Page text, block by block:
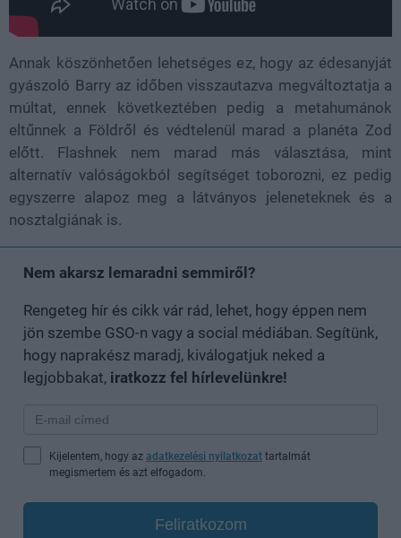
Annak köszönhetően lehetséges ez, hogy az édesanyját
gyászoló Barry az időben visszautazva megváltoztatja a
múltat, ennek következtében pedig a metahumánok
eltűnnek a Földről és védtelenül marad a planéta Zod
előtt. Flashnek nem marad más választása, mint
alternatív valóságokból segítséget toborozni, ez pedig
egyszerre alapoz meg a látványos jeleneteknek és a
nosztalgiának is.
Nem akarsz lemaradni semmiről?
Rengeteg hír és cikk vár rád, lehet, hogy éppen nem
jön szembe GSO-n vagy a social médiában. Segítünk,
hogy naprakész maradj, kiválogatjuk neked a
legjobbakat, iratkozz fel hírlevelünkre!
Kijelentem, hogy az adatkezelési nyilatkozat tartalmát
megismertem és azt elfogadom.
Feliratkozom